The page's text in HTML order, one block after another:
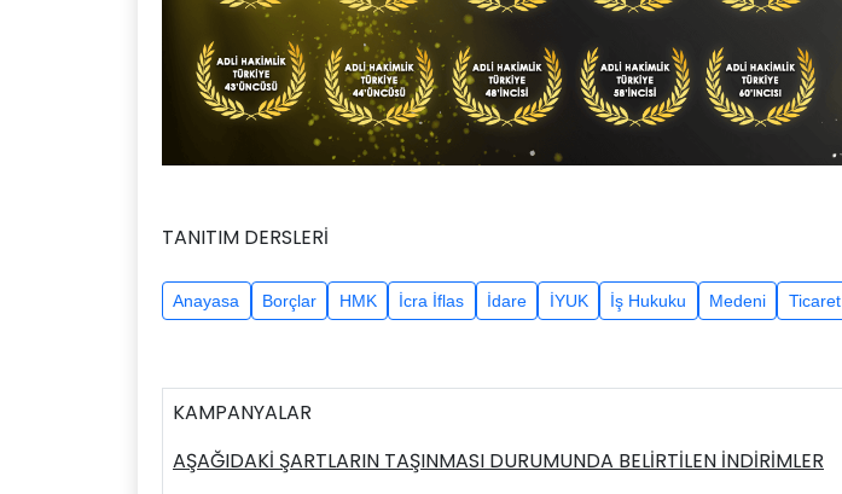
TANITIM DERSLERİ
Anayasa Borçlar HMK İcra İflas İdare İYUK İş Hukuku Medeni Ticaret
KAMPANYALAR
AŞAĞIDAKİ ŞARTLARIN TAŞINMASI DURUMUNDA BELİRTİLEN İNDİRİMLER